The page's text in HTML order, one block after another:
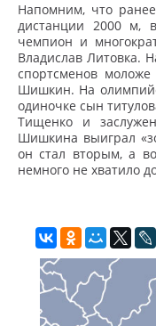
Напомним, что
дистанции 2000 м,
чемпион и
Владислав Литовка.
спортсменов
Шишкин. На
одиночке сын
Тищенко и
Шишкина выиграл
он стал вторым, а
немного не хватило